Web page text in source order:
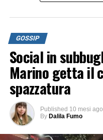
GOSSIP
Social in
Marino getta il
spazzatura
Published 10 mesi ago
By Dalila Fumo